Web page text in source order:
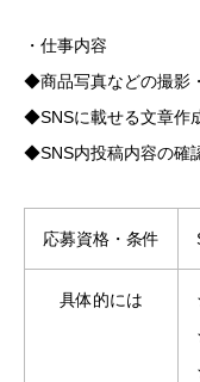
・仕事内容
◆商品写真などの撮影
◆SNSに載せる文章作
◆SNS内投稿内容の確
応募資格・条件
具体的には